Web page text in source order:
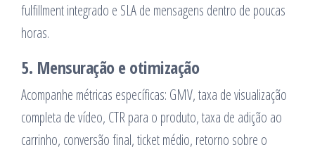
fulfillment integrado e SLA de mensagens dentro de poucas
horas.
5. Mensuração e otimização
Acompanhe métricas específicas: GMV, taxa de visualização
completa de vídeo, CTR para o produto, taxa de adição ao
carrinho, conversão final, ticket médio, retorno sobre o